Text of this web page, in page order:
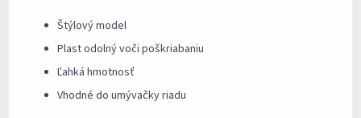
Štýlový model
Plast odolný voči poškriabaniu
Ľahká hmotnosť
Vhodné do umývačky riadu